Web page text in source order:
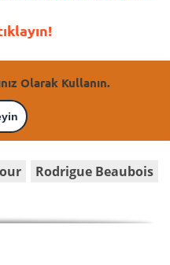
Olarak Kullanın.
Rodrigue Beaubois